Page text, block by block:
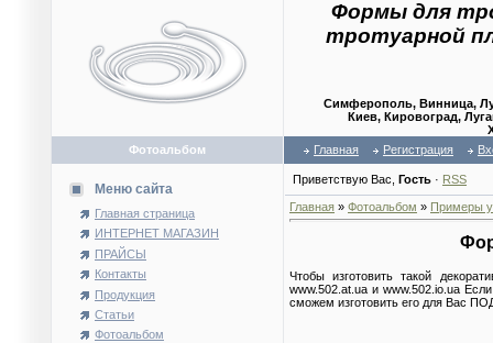
Формы для
тротуарной
Симферополь, Винница,
Киев, Кировоград,
Фотоальбом
Главная Регистрация
Меню сайта
Главная страница
ИНТЕРНЕТ МАГАЗИН
ПРАЙСЫ
Контакты
Продукция
Статьи
Фотоальбом
Приветствую Вас Гость · RSS
Главная » Фотоальбом » Примеры
Чтобы изготовить такой
www.502.at.ua и www.502.io.ua
сможем изготовить его для Вас